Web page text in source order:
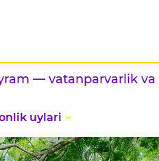
va milliy taomlar
uylari